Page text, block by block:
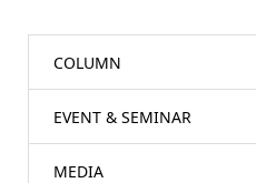
COLUMN
EVENT & SEMINAR
MEDIA